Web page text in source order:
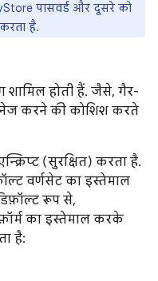
पासवर्ड और दूसरे को
है.
शामिल होती हैं. जैसे, गैर-
मैनेज करने की कोशिश करते
(सुरक्षित) करता है.
वर्णसेट का इस्तेमाल
रूप से,
का इस्तेमाल करके
है: